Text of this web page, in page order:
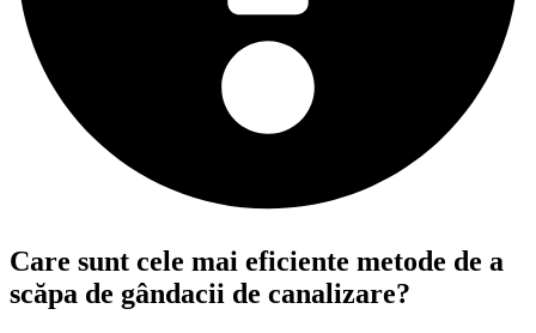
Care sunt cele mai eficiente metode de a
scăpa de gândacii de canalizare?